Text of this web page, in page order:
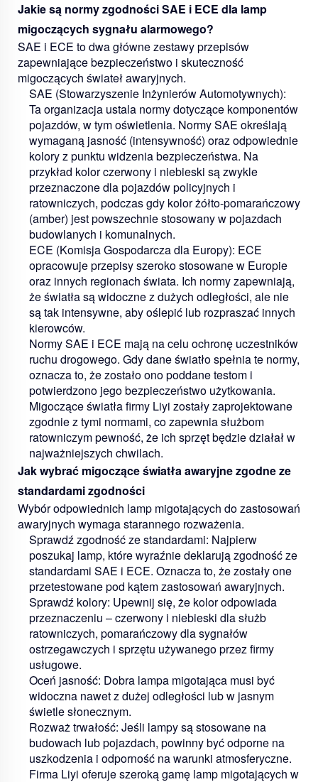
Jakie są normy zgodności SAE i ECE dla lamp
migoczących sygnału alarmowego?
SAE i ECE to dwa główne zestawy przepisów
zapewniające bezpieczeństwo i skuteczność
migoczących świateł awaryjnych.
SAE (Stowarzyszenie Inżynierów Automotywnych):
Ta organizacja ustala normy dotyczące komponentów
pojazdów, w tym oświetlenia. Normy SAE określają
wymaganą jasność (intensywność) oraz odpowiednie
kolory z punktu widzenia bezpieczeństwa. Na
przykład kolor czerwony i niebieski są zwykle
przeznaczone dla pojazdów policyjnych i
ratowniczych, podczas gdy kolor żółto-pomarańczowy
(amber) jest powszechnie stosowany w pojazdach
budowlanych i komunalnych.
ECE (Komisja Gospodarcza dla Europy): ECE
opracowuje przepisy szeroko stosowane w Europie
oraz innych regionach świata. Ich normy zapewniają,
że światła są widoczne z dużych odległości, ale nie
są tak intensywne, aby oślepić lub rozpraszać innych
kierowców.
Normy SAE i ECE mają na celu ochronę uczestników
ruchu drogowego. Gdy dane światło spełnia te normy,
oznacza to, że zostało ono poddane testom i
potwierdzono jego bezpieczeństwo użytkowania.
Migoczące światła firmy Liyi zostały zaprojektowane
zgodnie z tymi normami, co zapewnia służbom
ratowniczym pewność, że ich sprzęt będzie działał w
najważniejszych chwilach.
Jak wybrać migoczące światła awaryjne zgodne ze
standardami zgodności
Wybór odpowiednich lamp migotających do zastosowań
awaryjnych wymaga starannego rozważenia.
Sprawdź zgodność ze standardami: Najpierw
poszukaj lamp, które wyraźnie deklarują zgodność ze
standardami SAE i ECE. Oznacza to, że zostały one
przetestowane pod kątem zastosowań awaryjnych.
Sprawdź kolory: Upewnij się, że kolor odpowiada
przeznaczeniu – czerwony i niebieski dla służb
ratowniczych, pomarańczowy dla sygnałów
ostrzegawczych i sprzętu używanego przez firmy
usługowe.
Oceń jasność: Dobra lampa migotająca musi być
widoczna nawet z dużej odległości lub w jasnym
świetle słonecznym.
Rozważ trwałość: Jeśli lampy są stosowane na
budowach lub pojazdach, powinny być odporne na
uszkodzenia i odporność na warunki atmosferyczne.
Firma Liyi oferuje szeroką gamę lamp migotających w